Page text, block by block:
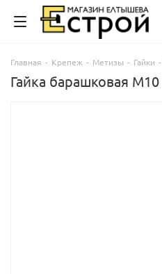
Главная - Крепеж - Метизы - Гайки -
Гайка барашковая М10